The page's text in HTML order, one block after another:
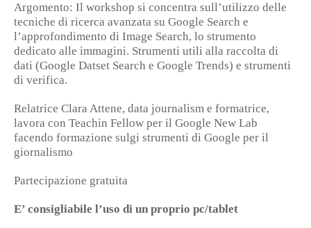
Argomento: Il workshop si concentra sull’utilizzo delle
tecniche di ricerca avanzata su Google Search e
l’approfondimento di Image Search, lo strumento
dedicato alle immagini. Strumenti utili alla raccolta di
dati (Google Datset Search e Google Trends) e strumenti
di verifica.
Relatrice Clara Attene, data journalism e formatrice,
lavora con Teachin Fellow per il Google New Lab
facendo formazione sulgi strumenti di Google per il
giornalismo
Partecipazione gratuita
E’ consigliabile l’uso di un proprio pc/tablet